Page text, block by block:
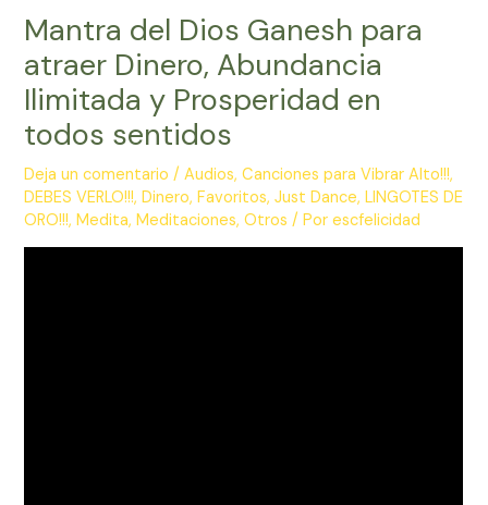
Mantra del Dios Ganesh para
atraer Dinero, Abundancia
Ilimitada y Prosperidad en
todos sentidos
Deja un comentario /Audios,Canciones para Vibrar Alto!!!,
DEBES VERLO!!!,Dinero,Favoritos,Just Dance,LINGOTES DE
ORO!!!,Medita,Meditaciones,Otros / Porescfelicidad